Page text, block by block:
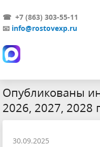
☎ +7 (863) 303-55-11
📧 info@rostovexp.ru
Опубликованы
2026, 2027, 2028
30.09.2025